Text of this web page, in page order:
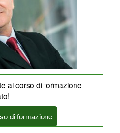
al corso di formazione
di formazione